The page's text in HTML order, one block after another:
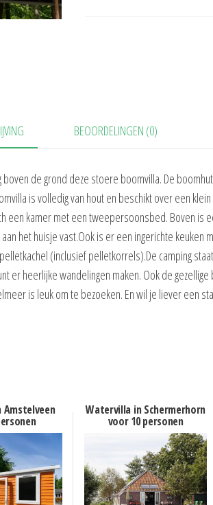
BEOORDELINGEN (0)
de grond deze stoere boomvilla. De
is volledig van hout en beschikt over een
een kamer met een tweepersoonsbed. Boven is
het huisje vast.Ook is er een ingerichte keuken
(inclusief pelletkorrels).De camping
er heerlijke wandelingen maken. Ook de
is leuk om te bezoeken. En wil je liever een
Watervilla in Schermerhorn
voor 10 personen